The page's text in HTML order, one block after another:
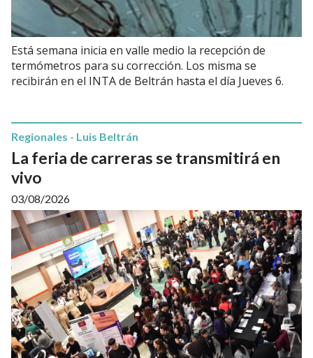
Está semana inicia en valle medio la recepción de
termómetros para su corrección. Los misma se
recibirán en el INTA de Beltrán hasta el día Jueves 6.
La feria de carreras se transmitirá en
vivo
Regionales - Luis Beltrán
03/08/2026